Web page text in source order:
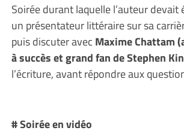
Soirée durant laquelle l’auteur devait
un présentateur littéraire sur sa
puis discuter avec Maxime Chattam
à succès et grand fan de Stephen
l’écriture, avant répondre aux
# Soirée en vidéo